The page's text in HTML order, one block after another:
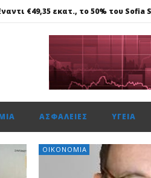
€49,35 εκατ., το 50% του Sofia
Cenergy άνοδο 3,21%, Metlen
η νέα επιχειρηματική
€49,35 εκατ., το 50% του Sofia
ΑΣΦΆΛΕΙΕΣ ΥΓΕΊΑ
ΟΙΚΟΝΟΜΊΑ